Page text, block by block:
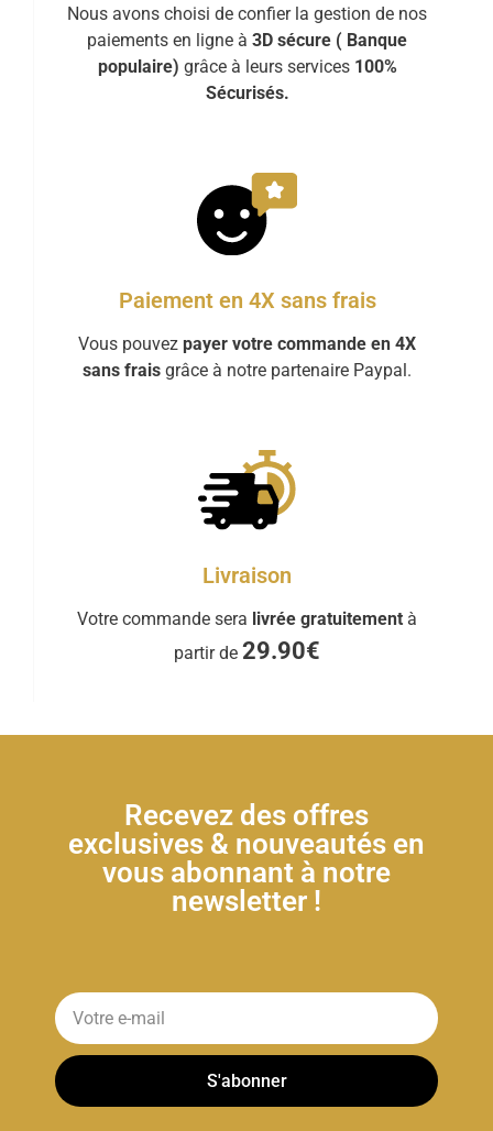
Nous avons choisi de confier la gestion de nos
paiements en ligne à 3D sécure ( Banque
populaire) grâce à leurs services 100%
Sécurisés.
Paiement en 4X sans frais
Vous pouvez payer votre commande en 4X
sans frais grâce à notre partenaire Paypal.
Livraison
Votre commande sera livrée gratuitement à
partir de 29.90€
Recevez des offres
exclusives & nouveautés en
vous abonnant à notre
newsletter !
S'abonner